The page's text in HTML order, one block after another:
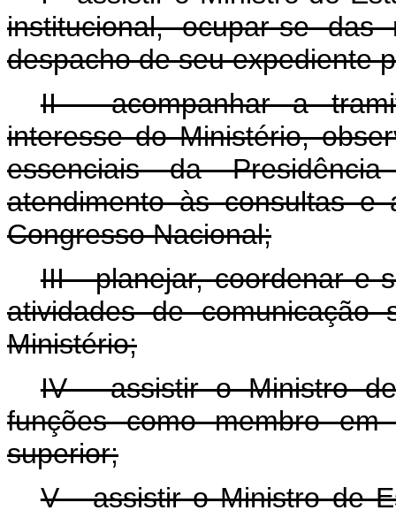
institucional, ocupar-se
despacho de seu expediente
II - acompanhar a
interesse do Ministério,
essenciais da
atendimento às consultas e
Congresso Nacional;
III - planejar, coordenar e
atividades de
Ministério;
IV - assistir o Ministro
funções como membro em
superior;
V - assistir o Ministro de